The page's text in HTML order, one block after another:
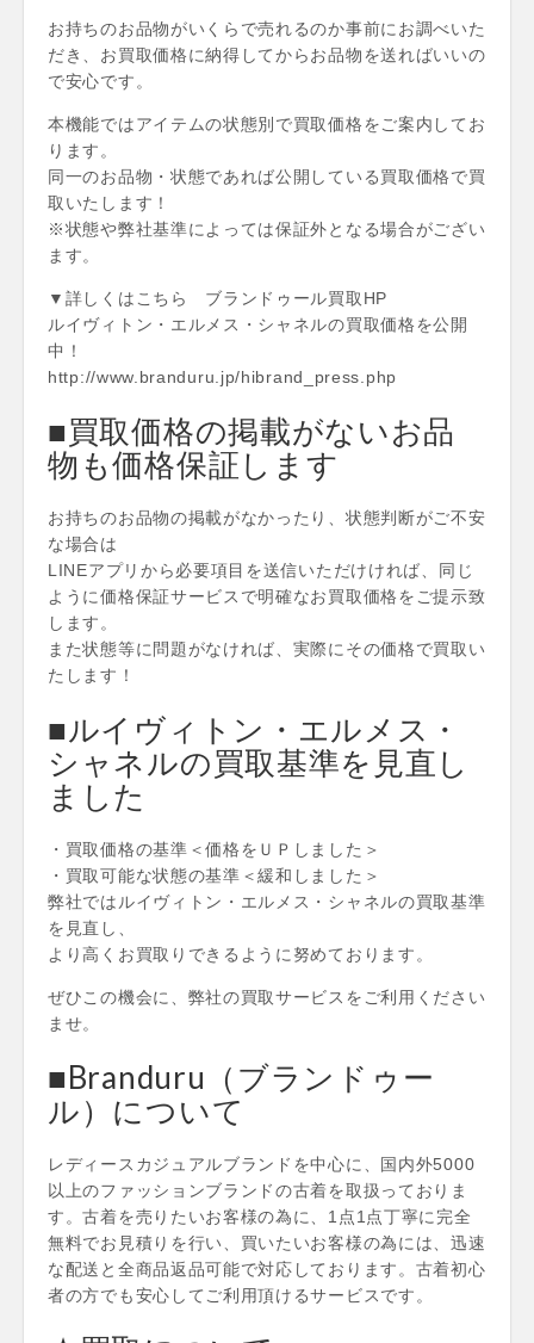
お持ちのお品物がいくらで売れるのか事前にお調べいた
だき、お買取価格に納得してからお品物を送ればいいの
で安心です。
本機能ではアイテムの状態別で買取価格をご案内してお
ります。
同一のお品物・状態であれば公開している買取価格で買
取いたします！
※状態や弊社基準によっては保証外となる場合がござい
ます。
▼詳しくはこちら ブランドゥール買取HP
ルイヴィトン・エルメス・シャネルの買取価格を公開
中！
http://www.branduru.jp/hibrand_press.php
■買取価格の掲載がないお品
物も価格保証します
お持ちのお品物の掲載がなかったり、状態判断がご不安
な場合は
LINEアプリから必要項目を送信いただけければ、同じ
ように価格保証サービスで明確なお買取価格をご提示致
します。
また状態等に問題がなければ、実際にその価格で買取い
たします！
■ルイヴィトン・エルメス・
シャネルの買取基準を見直し
ました
・買取価格の基準＜価格をＵＰしました＞
・買取可能な状態の基準＜緩和しました＞
弊社ではルイヴィトン・エルメス・シャネルの買取基準
を見直し、
より高くお買取りできるように努めております。
ぜひこの機会に、弊社の買取サービスをご利用ください
ませ。
■Branduru（ブランドゥー
ル）について
レディースカジュアルブランドを中心に、国内外5000
以上のファッションブランドの古着を取扱っておりま
す。古着を売りたいお客様の為に、1点1点丁寧に完全
無料でお見積りを行い、買いたいお客様の為には、迅速
な配送と全商品返品可能で対応しております。古着初心
者の方でも安心してご利用頂けるサービスです。